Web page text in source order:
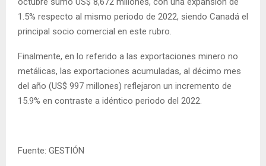
1.5% respecto al mismo periodo de 2022, siendo Canadá el
principal socio comercial en este rubro.
Finalmente, en lo referido a las exportaciones minero no
metálicas, las exportaciones acumuladas, al décimo mes
del año (US$ 997 millones) reflejaron un incremento de
15.9% en contraste a idéntico periodo del 2022.
Fuente: GESTIÓN